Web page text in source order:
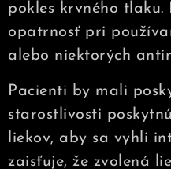
pokles krvného tlaku.
opatrnosť pri
alebo niektorých
Pacienti by mali
starostlivosti
liekov, aby sa vyhli
zaisťuje, že zvolená